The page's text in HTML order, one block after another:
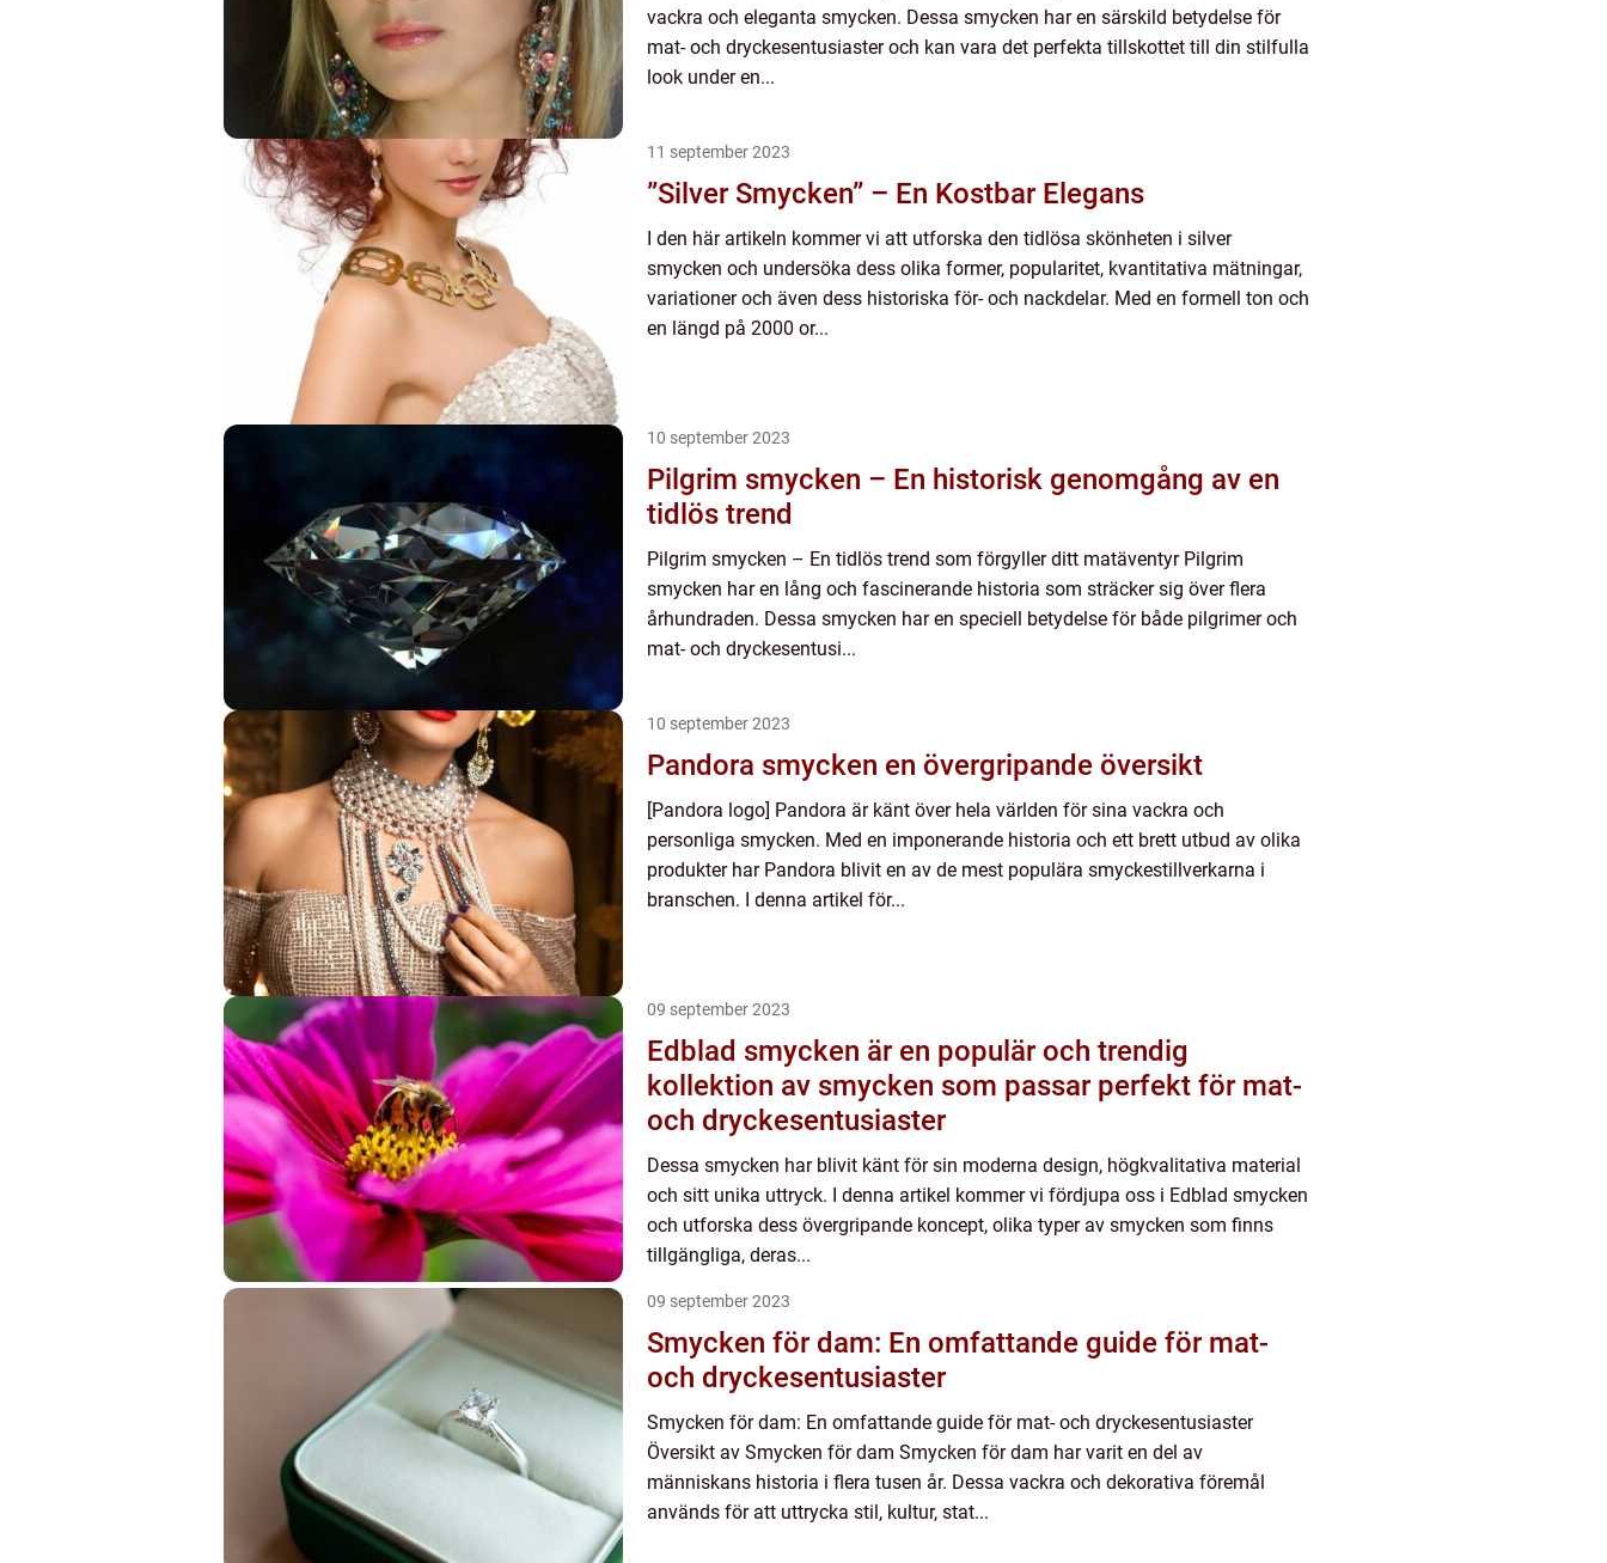
vackra och eleganta smycken. Dessa smycken har en särskild betydelse för
mat- och dryckesentusiaster och kan vara det perfekta tillskottet till din stilfulla
look under en...
11 september 2023
”Silver Smycken” – En Kostbar Elegans
I den här artikeln kommer vi att utforska den tidlösa skönheten i silver
smycken och undersöka dess olika former, popularitet, kvantitativa mätningar,
variationer och även dess historiska för- och nackdelar. Med en formell ton och
en längd på 2000 or...
10 september 2023
Pilgrim smycken – En historisk genomgång av en
tidlös trend
Pilgrim smycken – En tidlös trend som förgyller ditt matäventyr Pilgrim
smycken har en lång och fascinerande historia som sträcker sig över flera
århundraden. Dessa smycken har en speciell betydelse för både pilgrimer och
mat- och dryckesentusi...
10 september 2023
Pandora smycken en övergripande översikt
[Pandora logo] Pandora är känt över hela världen för sina vackra och
personliga smycken. Med en imponerande historia och ett brett utbud av olika
produkter har Pandora blivit en av de mest populära smyckestillverkarna i
branschen. I denna artikel för...
09 september 2023
Edblad smycken är en populär och trendig
kollektion av smycken som passar perfekt för mat-
och dryckesentusiaster
Dessa smycken har blivit känt för sin moderna design, högkvalitativa material
och sitt unika uttryck. I denna artikel kommer vi fördjupa oss i Edblad smycken
och utforska dess övergripande koncept, olika typer av smycken som finns
tillgängliga, deras...
09 september 2023
Smycken för dam: En omfattande guide för mat-
och dryckesentusiaster
Smycken för dam: En omfattande guide för mat- och dryckesentusiaster
Översikt av Smycken för dam Smycken för dam har varit en del av
människans historia i flera tusen år. Dessa vackra och dekorativa föremål
används för att uttrycka stil, kultur, stat...